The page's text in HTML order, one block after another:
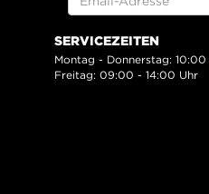
ADRESSE
SERVICEZEITEN
Montag - Donnerstag:
Freitag: 09:00 - 14:00 Uhr